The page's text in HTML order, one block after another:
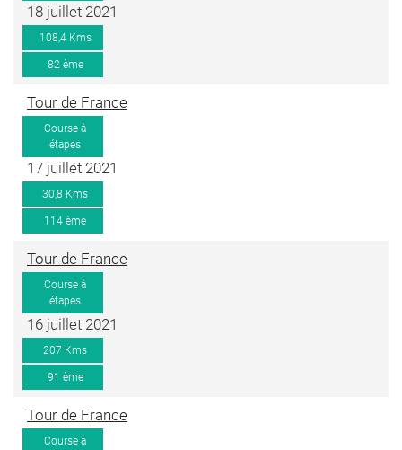
18 juillet 2021
108,4 Kms
82 ème
Tour de France
Course à
étapes
17 juillet 2021
30,8 Kms
114 ème
Tour de France
Course à
étapes
16 juillet 2021
207 Kms
91 ème
Tour de France
Course à